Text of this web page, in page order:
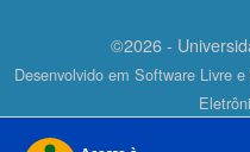
©2026 -
Desenvolvido em Software Livre